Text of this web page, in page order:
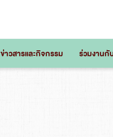
ข่าวสารและกิจกรรม ร่วมงานกั